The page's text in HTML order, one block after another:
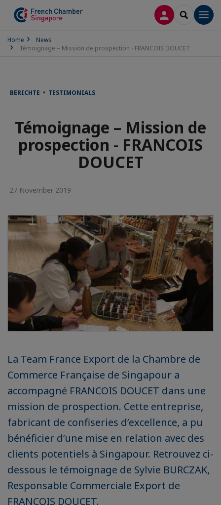
LOG INSEARCH
Home
News
Témoignage – Mission de prospection - FRANCOIS DOUCET
BERICHTE • TESTIMONIALS
Témoignage – Mission de
prospection - FRANCOIS
DOUCET
27 November 2019
La Team France Export de la Chambre de
Commerce Française de Singapour a
accompagné FRANCOIS DOUCET dans une
mission de prospection. Cette entreprise,
fabricant de confiseries d’excellence, a pu
bénéficier d’une mise en relation avec des
clients potentiels à Singapour. Retrouvez ci-
dessous le témoignage de Sylvie BURCZAK,
Responsable Commerciale Export de
FRANCOIS DOUCET.